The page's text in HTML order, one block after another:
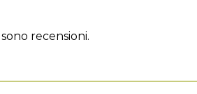
recensioni.